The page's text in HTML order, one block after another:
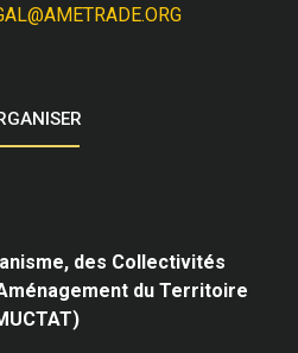
des Collectivités
du Territoire